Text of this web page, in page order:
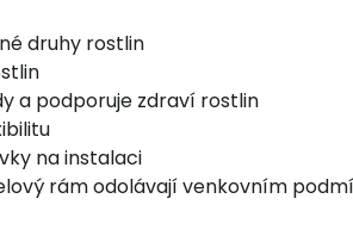
druhy rostlin
a podporuje zdraví rostlin
na instalaci
rám odolávají venkovním